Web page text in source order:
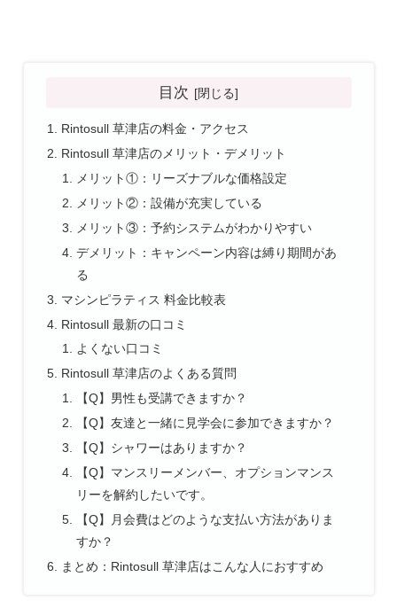
目次
Rintosull 草津店の料金・アクセス
Rintosull 草津店のメリット・デメリット
メリット①：リーズナブルな価格設定
メリット②：設備が充実している
メリット③：予約システムがわかりやすい
デメリット：キャンペーン内容は縛り期間があ
る
マシンピラティス 料金比較表
Rintosull 最新の口コミ
よくない口コミ
Rintosull 草津店のよくある質問
【Q】男性も受講できますか？
【Q】友達と一緒に見学会に参加できますか？
【Q】シャワーはありますか？
【Q】マンスリーメンバー、オプションマンス
リーを解約したいです。
【Q】月会費はどのような支払い方法がありま
すか？
まとめ：Rintosull 草津店はこんな人におすすめ